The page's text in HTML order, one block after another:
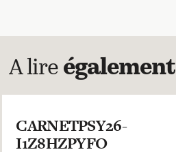
A lire également
CARNETPSY26-
I1Z8HZPYFO